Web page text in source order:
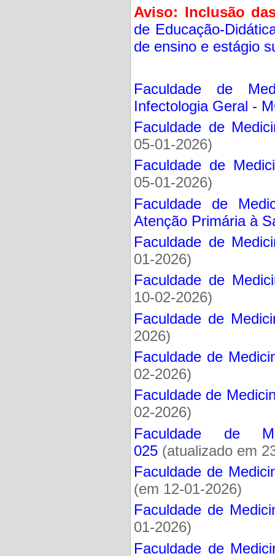
Aviso: Inclusão
de Educação-
de ensino e estágio
Faculdade de
Infectologia Geral -
Faculdade de
05-01-2026)
Faculdade de
05-01-2026)
Faculdade de
Atenção Primária à
Faculdade de
01-2026)
Faculdade de
10-02-2026)
Faculdade de
2026)
Faculdade de
02-2026)
Faculdade de
02-2026)
Faculdade de
025 (atualizado em
Faculdade de
(em 12-01-2026)
Faculdade de
01-2026)
Faculdade de